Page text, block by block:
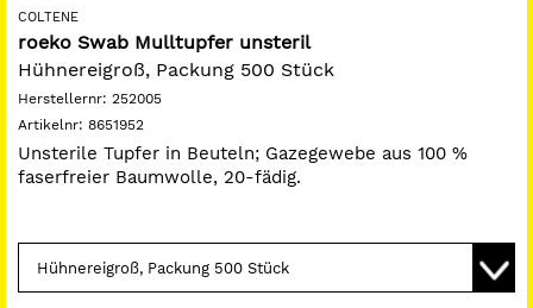
COLTENE
roeko Swab Mulltupfer unsteril
Hühnereigroß, Packung 500 Stück
Herstellernr: 252005
Artikelnr: 8651952
Unsterile Tupfer in Beuteln; Gazegewebe aus 100 %
faserfreier Baumwolle, 20-fädig.